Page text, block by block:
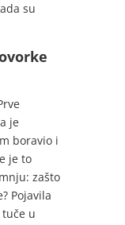
su
je
boravio i
je to
zašto
Pojavila
u